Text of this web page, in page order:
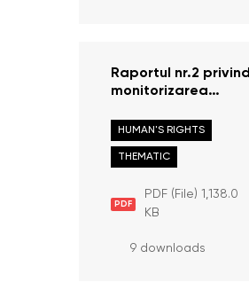
Raportul nr.2 privind
monitorizarea
drepturilor
persoanelor
refugiate din
stării de urgenţă
pentru perioada
PDF
PDF (File) 1,138.0
KB
HUMAN'S RIGHTS
THEMATIC
9 downloads